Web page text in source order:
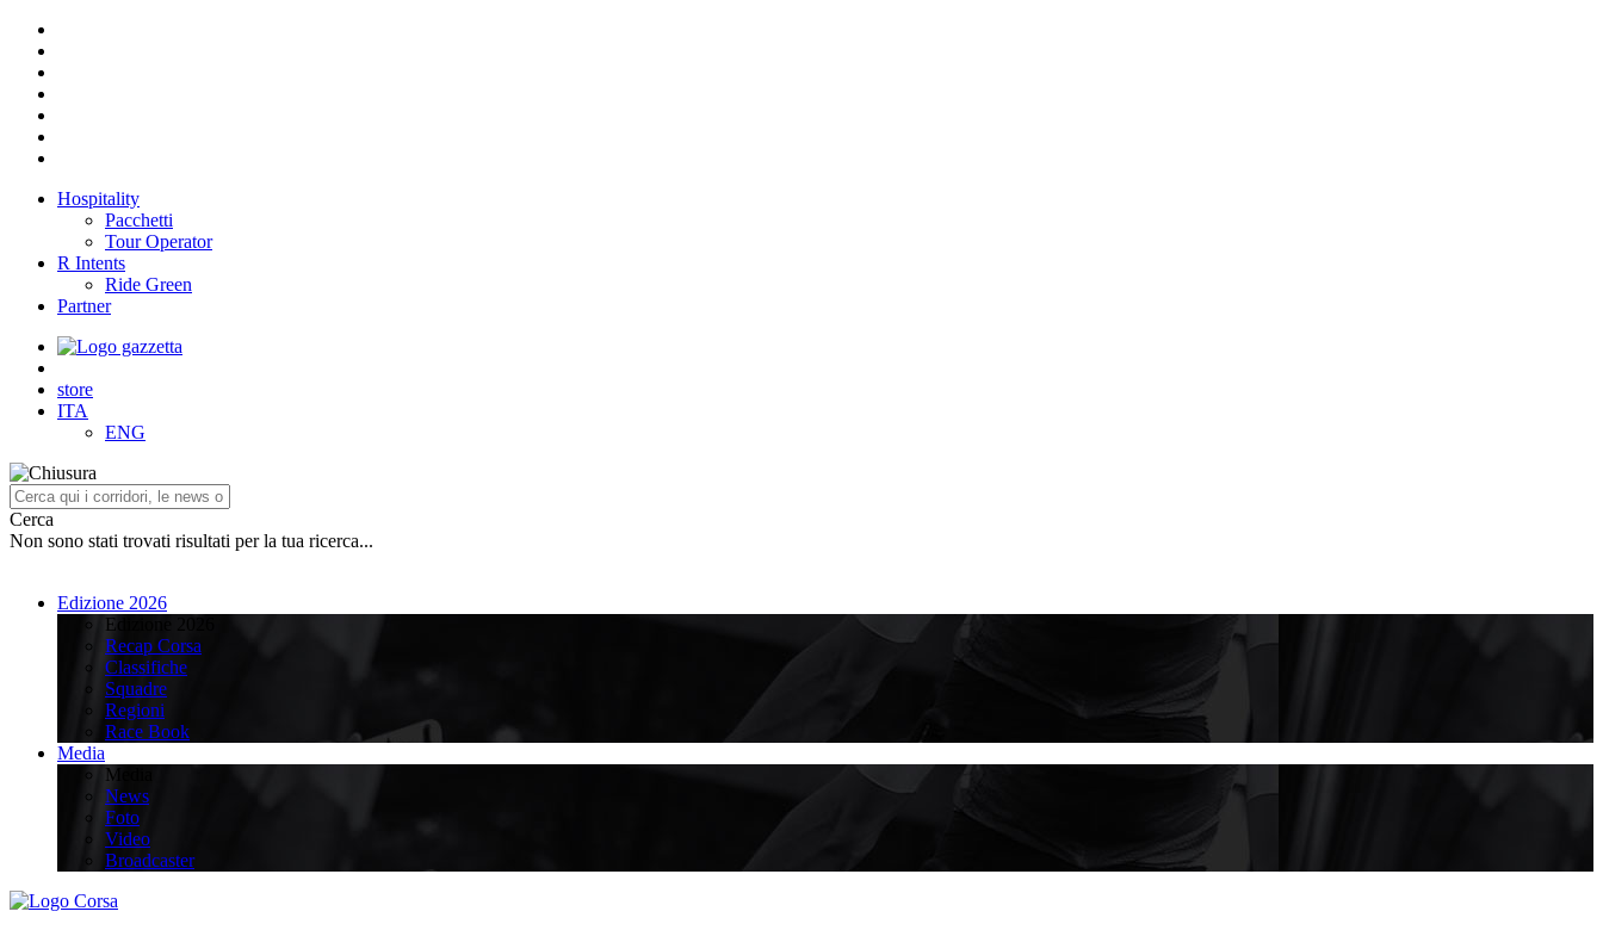
Hospitality
Pacchetti
Tour Operator
R Intents
Ride Green
Partner
store
ITA
ENG
Cerca
Non sono stati trovati risultati per la tua ricerca...
Edizione 2026
Edizione 2026
Recap Corsa
Classifiche
Squadre
Regioni
Race Book
Media
Media
News
Foto
Video
Broadcaster